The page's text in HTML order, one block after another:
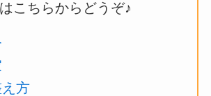
こちらからどうぞ♪
方